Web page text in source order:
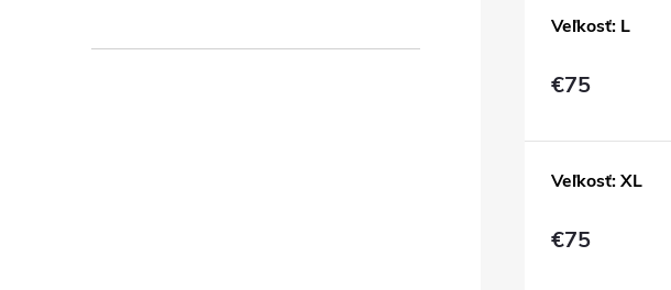
Veľkosť: L
€75
Veľkosť: XL
€75